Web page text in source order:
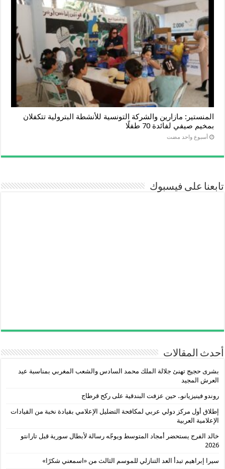
المنستير: مازارين والشركة التونسية للأنشطة البترولية تتكفلان
بمخيم صيفي لفائدة 70 طفلًا
‏أسبوع واحد مضت
تابعنا على فيسبوك
أحدث المقالات
بشرى حجيج تهنئ جلالة الملك محمد السادس والشعب المغربي بمناسبة عيد
العرش المجيد
روندو فينيزيانو.. حين عزفت البندقية على ركح قرطاج
إطلاق أول مركز دولي عربي لمكافحة التضليل الإعلامي بقيادة نخبة من القيادات
الإعلامية العربية
خالد الفرج يستحضر أمجاد المتوسط ويوجّه رسالة لأبطال سورية قبل تارانتو
2026
سيرا إبراهيم تبدأ العد التنازلي للموسم الثالث من «اسمعني شكرًا»